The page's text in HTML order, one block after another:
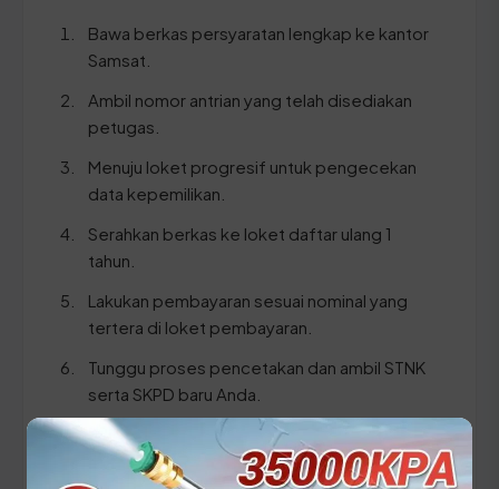
Bawa berkas persyaratan lengkap ke kantor
Samsat.
Ambil nomor antrian yang telah disediakan
petugas.
Menuju loket progresif untuk pengecekan
data kepemilikan.
Serahkan berkas ke loket daftar ulang 1
tahun.
Lakukan pembayaran sesuai nominal yang
tertera di loket pembayaran.
Tunggu proses pencetakan dan ambil STNK
serta SKPD baru Anda.
⚠️ Pastikan Anda membawa dokumen KTP dan